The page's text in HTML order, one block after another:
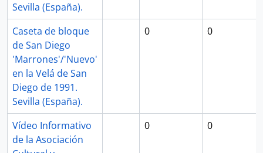
Sevilla (España).
Caseta de bloque
de San Diego
'Marrones'/'Nuevo'
en la Velá de San
Diego de 1991.
Sevilla (España).
0 0
Vídeo Informativo
de la Asociación
0 0